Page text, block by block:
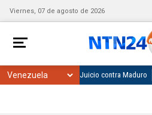
Viernes, 07 de agosto de 2026
Juicio contra Maduro